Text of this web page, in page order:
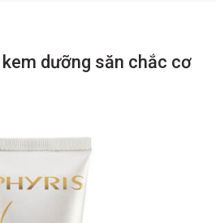
kem dưỡng săn chắc cơ